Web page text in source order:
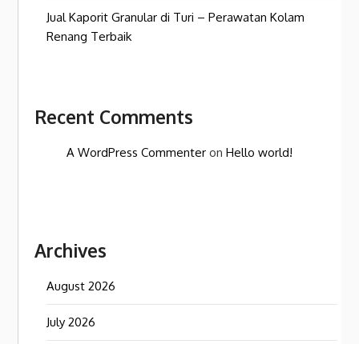
Jual Kaporit Granular di Turi – Perawatan Kolam
Renang Terbaik
Recent Comments
A WordPress Commenter onHello world!
Archives
August 2026
July 2026